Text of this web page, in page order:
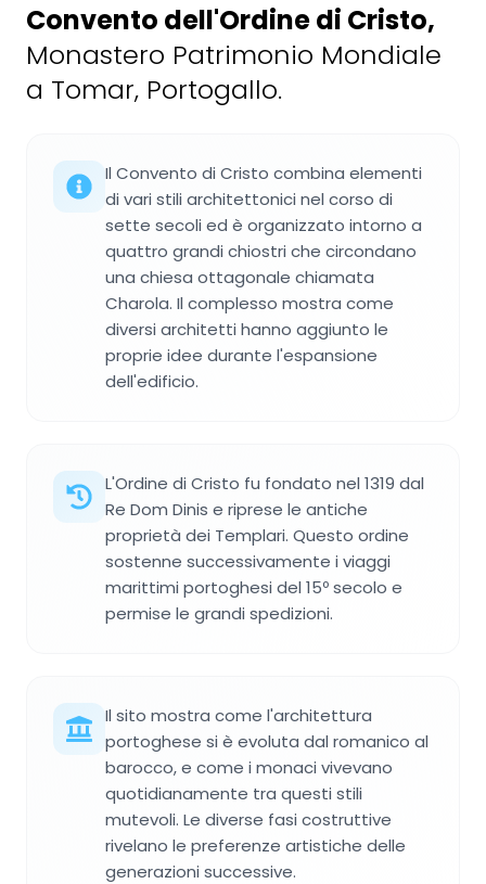
Convento dell'Ordine di Cristo,
Monastero Patrimonio Mondiale
a Tomar, Portogallo.
Il Convento di Cristo combina elementi
di vari stili architettonici nel corso di
sette secoli ed è organizzato intorno a
quattro grandi chiostri che circondano
una chiesa ottagonale chiamata
Charola. Il complesso mostra come
diversi architetti hanno aggiunto le
proprie idee durante l'espansione
dell'edificio.
L'Ordine di Cristo fu fondato nel 1319 dal
Re Dom Dinis e riprese le antiche
proprietà dei Templari. Questo ordine
sostenne successivamente i viaggi
marittimi portoghesi del 15º secolo e
permise le grandi spedizioni.
Il sito mostra come l'architettura
portoghese si è evoluta dal romanico al
barocco, e come i monaci vivevano
quotidianamente tra questi stili
mutevoli. Le diverse fasi costruttive
rivelano le preferenze artistiche delle
generazioni successive.